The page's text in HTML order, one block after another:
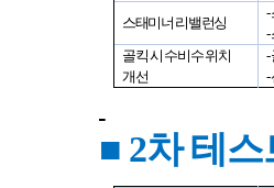
스태미너 리밸런싱
-
-
골킥 시 수비수 위치
개선
-
-
■ 2차 테